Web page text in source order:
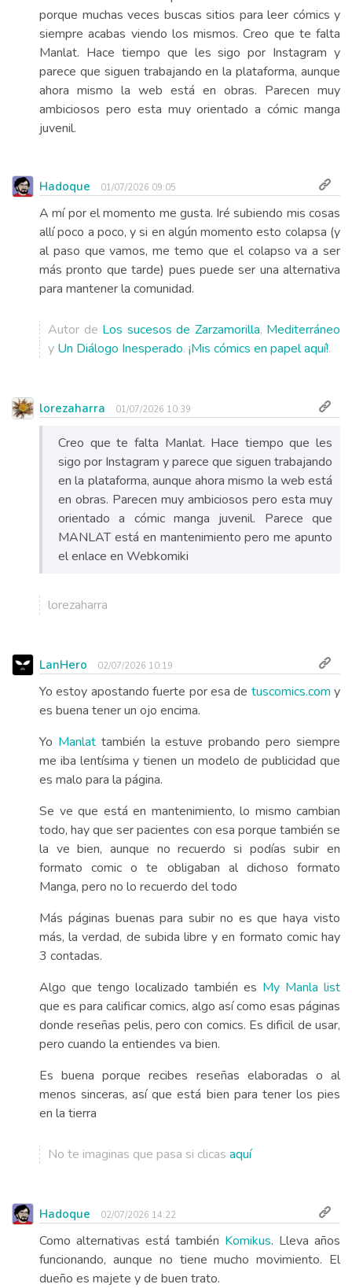
porque muchas veces buscas sitios para leer cómics y
siempre acabas viendo los mismos. Creo que te falta
Manlat. Hace tiempo que les sigo por Instagram y
parece que siguen trabajando en la plataforma, aunque
ahora mismo la web está en obras. Parecen muy
ambiciosos pero esta muy orientado a cómic manga
juvenil.
Hadoque 01/07/2026 09:05
A mí por el momento me gusta. Iré subiendo mis cosas
allí poco a poco, y si en algún momento esto colapsa (y
al paso que vamos, me temo que el colapso va a ser
más pronto que tarde) pues puede ser una alternativa
para mantener la comunidad.
Autor de Los sucesos de Zarzamorilla, Mediterráneo
y Un Diálogo Inesperado. ¡Mis cómics en papel aquí!.
lorezaharra 01/07/2026 10:39
Creo que te falta Manlat. Hace tiempo que les
sigo por Instagram y parece que siguen trabajando
en la plataforma, aunque ahora mismo la web está
en obras. Parecen muy ambiciosos pero esta muy
orientado a cómic manga juvenil. Parece que
MANLAT está en mantenimiento pero me apunto
el enlace en Webkomiki
lorezaharra
LanHero 02/07/2026 10:19
Yo estoy apostando fuerte por esa de tuscomics.com y
es buena tener un ojo encima.
Yo Manlattambién la estuve probando pero siempre
me iba lentísima y tienen un modelo de publicidad que
es malo para la página.
Se ve que está en mantenimiento, lo mismo cambian
todo, hay que ser pacientes con esa porque también se
la ve bien, aunque no recuerdo si podías subir en
formato comic o te obligaban al dichoso formato
Manga, pero no lo recuerdo del todo
Más páginas buenas para subir no es que haya visto
más, la verdad, de subida libre y en formato comic hay
3 contadas.
Algo que tengo localizado también es My Manla list
que es para calificar comics, algo así como esas páginas
donde reseñas pelis, pero con comics. Es dificil de usar,
pero cuando la entiendes va bien.
Es buena porque recibes reseñas elaboradas o al
menos sinceras, así que está bien para tener los pies
en la tierra
No te imaginas que pasa si clicas aquí
Hadoque 02/07/2026 14:22
Como alternativas está también Komikus. Lleva años
funcionando, aunque no tiene mucho movimiento. El
dueño es majete y de buen trato.